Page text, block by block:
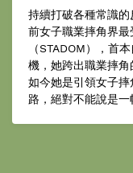
持續打破各種常識
前女子職業摔角界
（STADOM），首
機，她跨出職業摔角
如今她是引領女子
路，絕對不能說是一